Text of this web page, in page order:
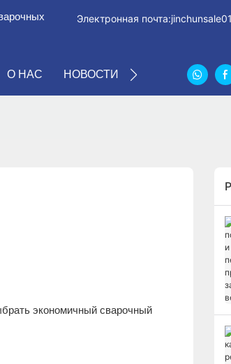
Электронная почта:
О НАС НОВОСТИ СВЯЖИТЕСЬ С
экономичный сварочный